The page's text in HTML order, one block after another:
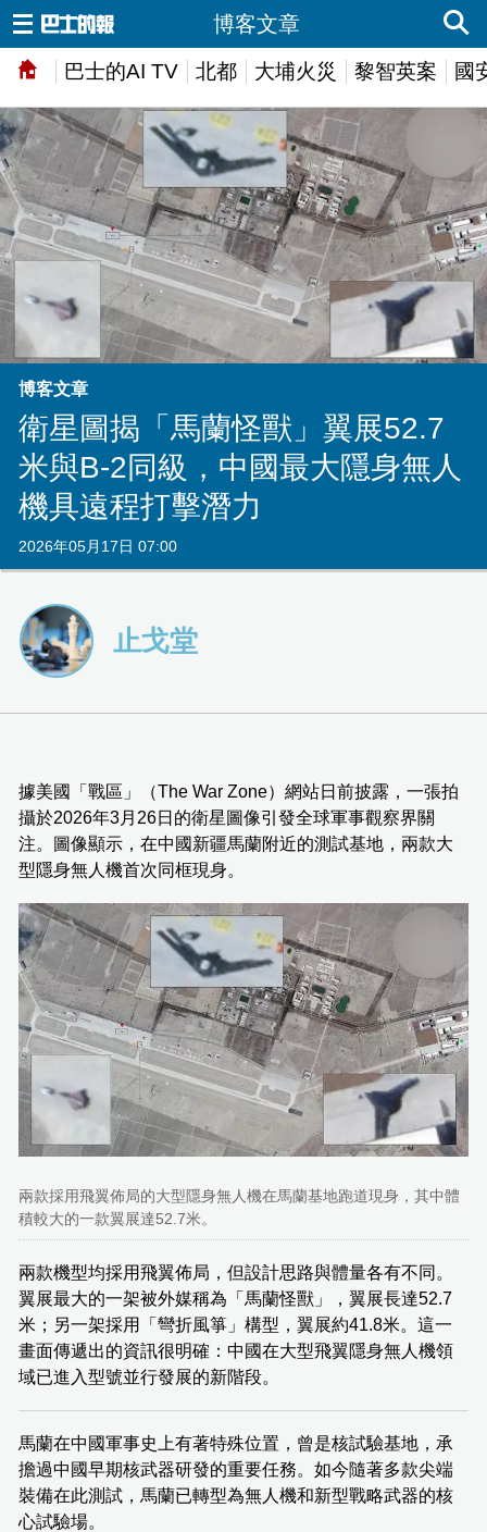
巴士的AI TV 北都 大埔火災 黎智英案 國
博客文章
博客文章
衛星圖揭「馬蘭怪獸」翼展52.7
米與B-2同級，中國最大隱身無人
機具遠程打擊潛力
2026年05月17日 07:00
止戈堂
據美國「戰區」（The War Zone）網站日前披露，一張拍
攝於2026年3月26日的衛星圖像引發全球軍事觀察界關
注。圖像顯示，在中國新疆馬蘭附近的測試基地，兩款大
型隱身無人機首次同框現身。
兩款採用飛翼佈局的大型隱身無人機在馬蘭基地跑道現身，其中體
積較大的一款翼展達52.7米。
兩款機型均採用飛翼佈局，但設計思路與體量各有不同。
翼展最大的一架被外媒稱為「馬蘭怪獸」，翼展長達52.7
米；另一架採用「彎折風箏」構型，翼展約41.8米。這一
畫面傳遞出的資訊很明確：中國在大型飛翼隱身無人機領
域已進入型號並行發展的新階段。
馬蘭在中國軍事史上有著特殊位置，曾是核試驗基地，承
擔過中國早期核武器研發的重要任務。如今隨著多款尖端
裝備在此測試，馬蘭已轉型為無人機和新型戰略武器的核
心試驗場。